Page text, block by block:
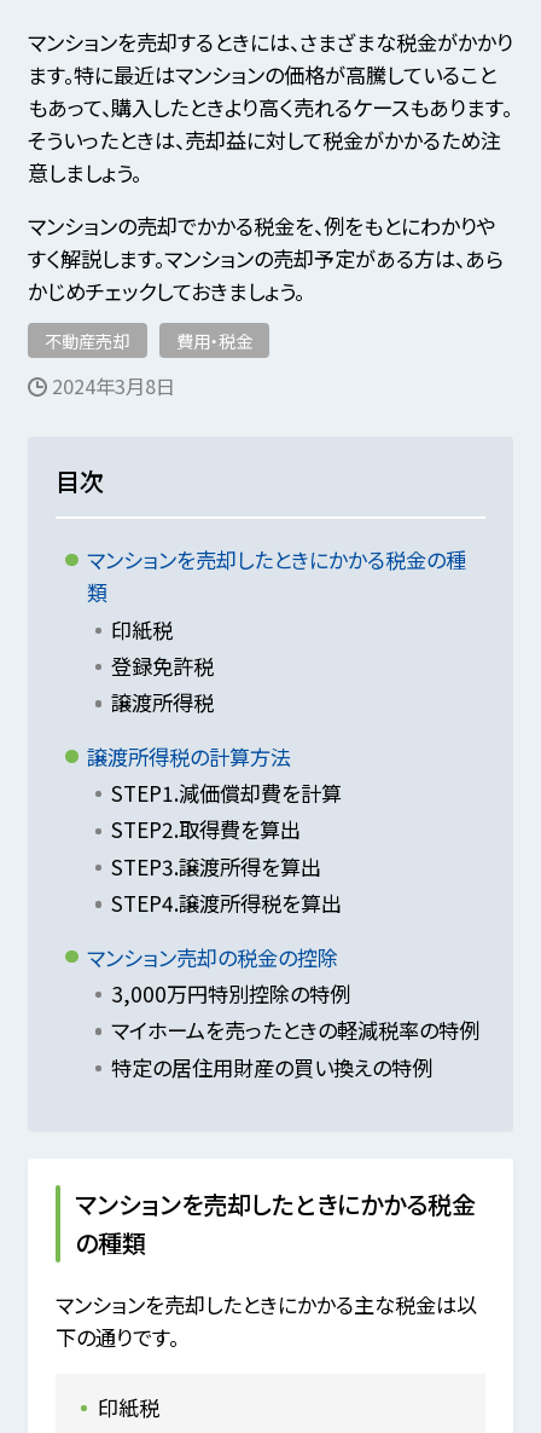
マンションを売却するときには、さまざまな税金がかかり
ます。特に最近はマンションの価格が高騰していること
もあって、購入したときより高く売れるケースもあります。
そういったときは、売却益に対して税金がかかるため注
意しましょう。
マンションの売却でかかる税金を、例をもとにわかりや
すく解説します。マンションの売却予定がある方は、あら
かじめチェックしておきましょう。
不動産売却 費用・税金
2024年3月8日
目次
マンションを売却したときにかかる税金の種
類
印紙税
登録免許税
譲渡所得税
譲渡所得税の計算方法
STEP1.減価償却費を計算
STEP2.取得費を算出
STEP3.譲渡所得を算出
STEP4.譲渡所得税を算出
マンション売却の税金の控除
3,000万円特別控除の特例
マイホームを売ったときの軽減税率の特例
特定の居住用財産の買い換えの特例
マンションを売却したときにかかる税金
の種類
マンションを売却したときにかかる主な税金は以
下の通りです。
印紙税